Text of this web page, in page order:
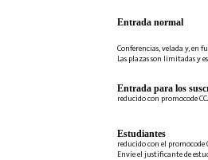
Entrada normal
Conferencias, velada y, en
Las plazas son limitadas y
Entrada para los
reducido con promocode
Estudiantes
reducido con el promocode
Envíe el justificante de